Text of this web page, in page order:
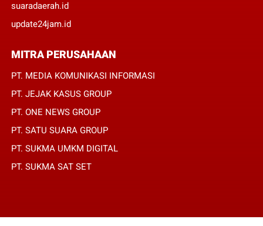
suaradaerah.id
update24jam.id
MITRA PERUSAHAAN
PT. MEDIA KOMUNIKASI INFORMASI
PT. JEJAK KASUS GROUP
PT. ONE NEWS GROUP
PT. SATU SUARA GROUP
PT. SUKMA UMKM DIGITAL
PT. SUKMA SAT SET